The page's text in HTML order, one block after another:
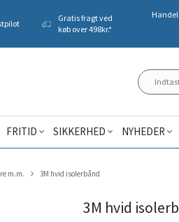
Gratis fragt ved
køb over 498kr.*
FRITID SIKKERHED NYHEDER
m.m. 3M hvid isolerbånd
3M hvid